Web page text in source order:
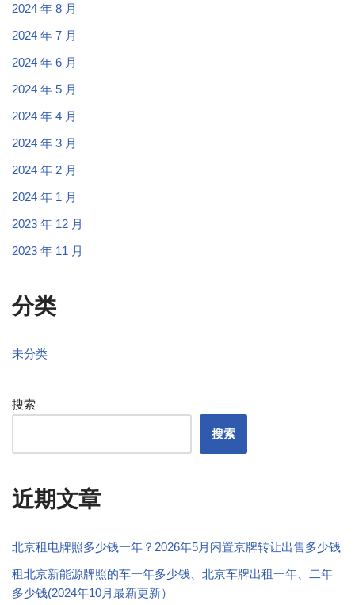
2024 年 8 月
2024 年 7 月
2024 年 6 月
2024 年 5 月
2024 年 4 月
2024 年 3 月
2024 年 2 月
2024 年 1 月
2023 年 12 月
2023 年 11 月
分类
未分类
搜索
搜索
近期文章
北京租电牌照多少钱一年？2026年5月闲置京牌转让出售多少钱
租北京新能源牌照的车一年多少钱、北京车牌出租一年、二年
多少钱(2024年10月最新更新）